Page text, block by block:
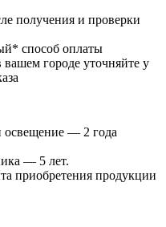
получения и проверки
способ оплаты
городе уточняйте у
— 2 года
— 5 лет.
приобретения продукции